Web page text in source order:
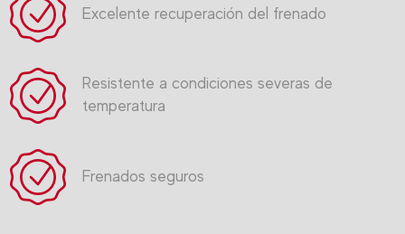
Excelente recuperación del frenado
Resistente a condiciones severas de
temperatura
Frenados seguros